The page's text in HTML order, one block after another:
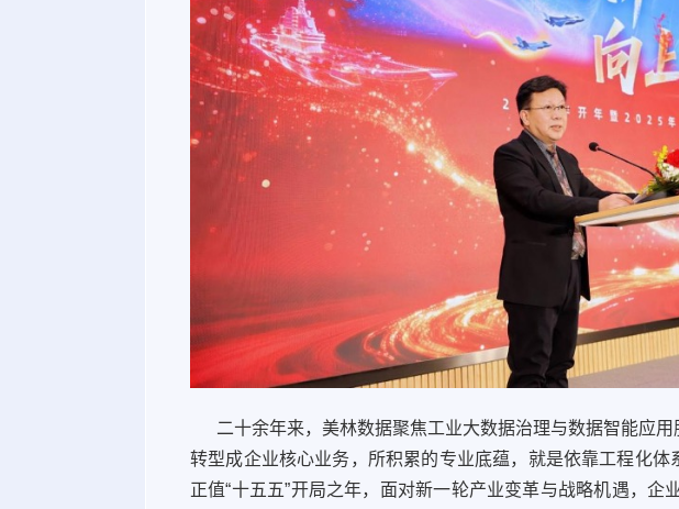
二十余年来，美林数据聚焦工业大数据治理与数据智能应用
转型成企业核心业务，所积累的专业底蕴，就是依靠工程化体
正值“十五五”开局之年，面对新一轮产业变革与战略机遇，企